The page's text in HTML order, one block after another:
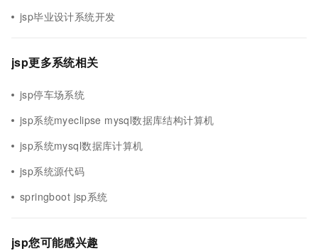
jsp毕业设计系统开发
jsp更多系统相关
jsp停车场系统
jsp系统myeclipse mysql数据库结构计算机
jsp系统mysql数据库计算机
jsp系统源代码
springboot jsp系统
jsp您可能感兴趣